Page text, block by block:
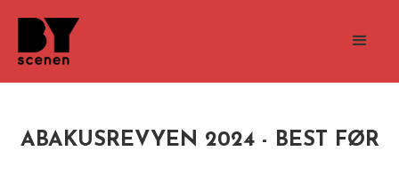
ABAKUSREVYEN 2024 - BEST FØR